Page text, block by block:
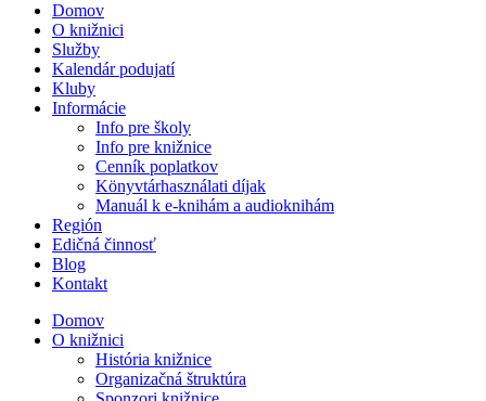
Domov
O knižnici
Služby
Kalendár podujatí
Kluby
Informácie
Info pre školy
Info pre knižnice
Cenník poplatkov
Könyvtárhasználati díjak
Manuál k e-knihám a audioknihám
Región
Edičná činnosť
Blog
Kontakt
Domov
O knižnici
História knižnice
Organizačná štruktúra